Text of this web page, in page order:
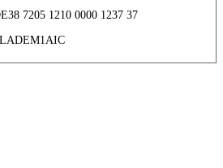
7205 1210 0000 1237 37